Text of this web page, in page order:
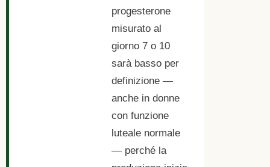
progesterone
misurato al
giorno 7 o 10
sarà basso per
definizione —
anche in donne
con funzione
luteale normale
— perché la